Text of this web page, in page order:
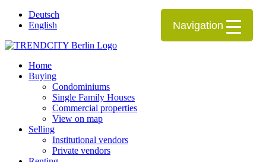
Deutsch
English
Home
Buying
Condominiums
Single Family Houses
Commercial properties
View on map
Selling
Institutional vendors
Private vendors
Navigation